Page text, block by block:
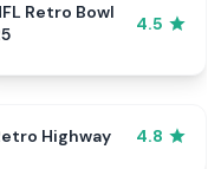
Retro Bowl
4.5
Highway 4.8